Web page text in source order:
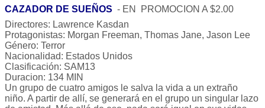
CAZADOR DE SUEÑOS - EN PROMOCION A $2.00
Directores: Lawrence Kasdan
Protagonistas: Morgan Freeman, Thomas Jane, Jason Lee
Género: Terror
Nacionalidad: Estados Unidos
Clasificación: SAM13
Duracion: 134 MIN
Un grupo de cuatro amigos le salva la vida a un extraño
niño. A partir de allí, se generará en el grupo un singular lazo